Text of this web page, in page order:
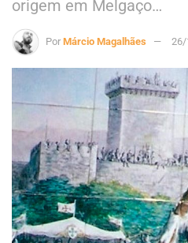
origem em
Por Márcio Magalhães 26/